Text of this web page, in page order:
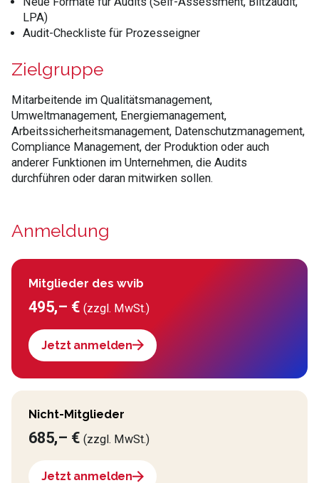
LPA)
Audit-Checkliste für Prozesseigner
Zielgruppe
Mitarbeitende im Qualitätsmanagement,
Umweltmanagement, Energiemanagement,
Arbeitssicherheitsmanagement, Datenschutzmanagement,
Compliance Management, der Produktion oder auch
anderer Funktionen im Unternehmen, die Audits
durchführen oder daran mitwirken sollen.
Anmeldung
Mitglieder des wvib
495,– €(zzgl. MwSt.)
Jetzt anmelden
Nicht-Mitglieder
685,– €(zzgl. MwSt.)
Jetzt anmelden